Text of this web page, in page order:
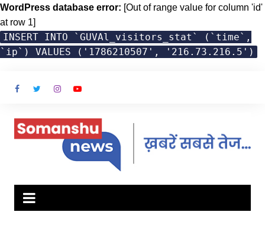
WordPress database error: [Out of range value for column 'id'
at row 1]
INSERT INTO `GUVAl_visitors_stat` (`time`,
`ip`) VALUES ('1786210507', '216.73.216.5')